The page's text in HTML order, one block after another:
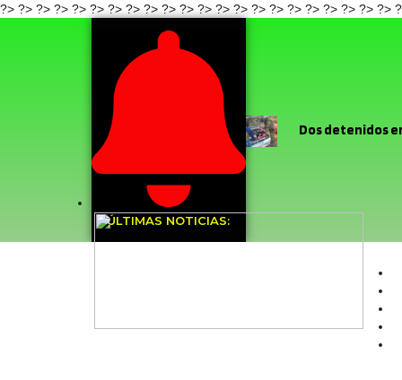
?> ?> ?> ?> ?> ?> ?> ?> ?> ?> ?> ?> ?> ?> ?> ?> ?> ?> ?> ?> ?> ?>
ÚLTIMAS NOTICIAS:
Dos detenidos
domiciliaria del